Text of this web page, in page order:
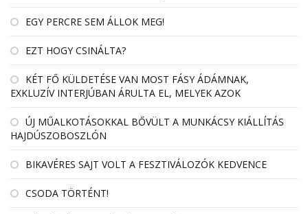
EGY PERCRE SEM ÁLLOK MEG!
EZT HOGY CSINÁLTA?
KÉT FŐ KÜLDETÉSE VAN MOST FÁSY ÁDÁMNAK,
EXKLUZÍV INTERJÚBAN ÁRULTA EL, MELYEK AZOK
ÚJ MŰALKOTÁSOKKAL BŐVÜLT A MUNKÁCSY KIÁLLÍTÁS
HAJDÚSZOBOSZLÓN
BIKAVÉRES SAJT VOLT A FESZTIVÁLOZÓK KEDVENCE
CSODA TÖRTÉNT!